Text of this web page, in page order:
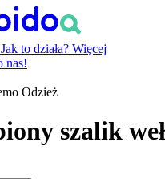
Jak to działa? Więcej
nas!
Odzież
szalik